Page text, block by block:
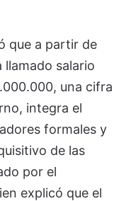
que a partir de
salario
una cifra
integra el
formales y
de las
por el
explicó que el